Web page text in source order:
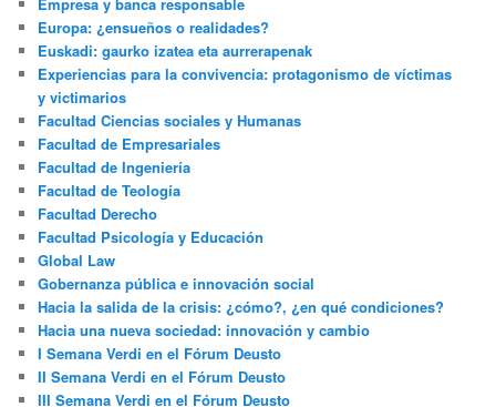
Europa: ¿ensueños o realidades?
Euskadi: gaurko izatea eta aurrerapenak
Experiencias para la convivencia: protagonismo de víctimas
y victimarios
Facultad Ciencias sociales y Humanas
Facultad de Empresariales
Facultad de Ingeniería
Facultad de Teología
Facultad Derecho
Facultad Psicología y Educación
Global Law
Gobernanza pública e innovación social
Hacia la salida de la crisis: ¿cómo?, ¿en qué condiciones?
Hacia una nueva sociedad: innovación y cambio
I Semana Verdi en el Fórum Deusto
II Semana Verdi en el Fórum Deusto
III Semana Verdi en el Fórum Deusto